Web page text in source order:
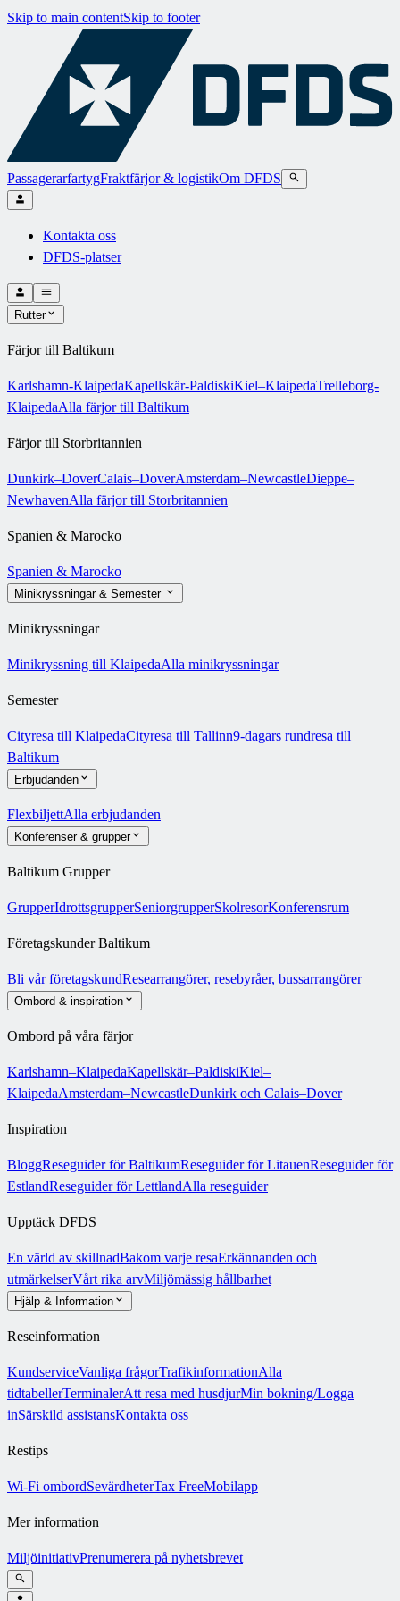
Skip to main contentSkip to footer
PassagerarfartygFraktfärjor & logistikOm DFDS
Kontakta oss
DFDS-platser
Rutter
Färjor till Baltikum
Karlshamn-KlaipedaKapellskär-PaldiskiKiel–KlaipedaTrelleborg-
KlaipedaAlla färjor till Baltikum
Färjor till Storbritannien
Dunkirk–DoverCalais–DoverAmsterdam–NewcastleDieppe–
NewhavenAlla färjor till Storbritannien
Spanien & Marocko
Spanien & Marocko
Minikryssningar & Semester
Minikryssningar
Minikryssning till KlaipedaAlla minikryssningar
Semester
Cityresa till KlaipedaCityresa till Tallinn9-dagars rundresa till
Baltikum
Erbjudanden
FlexbiljettAlla erbjudanden
Konferenser & grupper
Baltikum Grupper
GrupperIdrottsgrupperSeniorgrupperSkolresorKonferensrum
Företagskunder Baltikum
Bli vår företagskundResearrangörer, resebyråer, bussarrangörer
Ombord & inspiration
Ombord på våra färjor
Karlshamn–KlaipedaKapellskär–PaldiskiKiel–
KlaipedaAmsterdam–NewcastleDunkirk och Calais–Dover
Inspiration
BloggReseguider för BaltikumReseguider för LitauenReseguider för
EstlandReseguider för LettlandAlla reseguider
Upptäck DFDS
En värld av skillnadBakom varje resaErkännanden och
utmärkelserVårt rika arvMiljömässig hållbarhet
Hjälp & Information
Reseinformation
KundserviceVanliga frågorTrafikinformationAlla
tidtabellerTerminalerAtt resa med husdjurMin bokning/Logga
inSärskild assistansKontakta oss
Restips
Wi-Fi ombordSevärdheterTax FreeMobilapp
Mer information
MiljöinitiativPrenumerera på nyhetsbrevet